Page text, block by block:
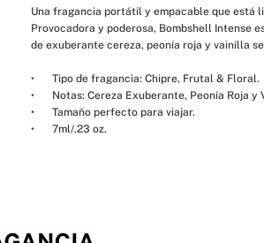
Una fragancia portátil y empacable que está
Provocadora y poderosa, Bombshell Intense
de exuberante cereza, peonía roja y vainilla
•	Tipo de fragancia: Chipre, Frutal & Floral.
•	Notas: Cereza Exuberante, Peonía Roja y Vainilla Sensual.
•	Tamaño perfecto para viajar.
•	7ml/.23 oz.